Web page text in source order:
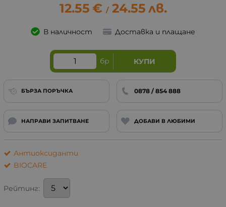
12.55 € / 24.55 лв.
В наличност Доставка и плащане
бр КУПИ
БЪРЗА ПОРЪЧКА 0878 / 854 888
НАПРАВИ ЗАПИТВАНЕ ДОБАВИ В ЛЮБИМИ
Антиоксиданти
BIOCARE
Рейтинг: